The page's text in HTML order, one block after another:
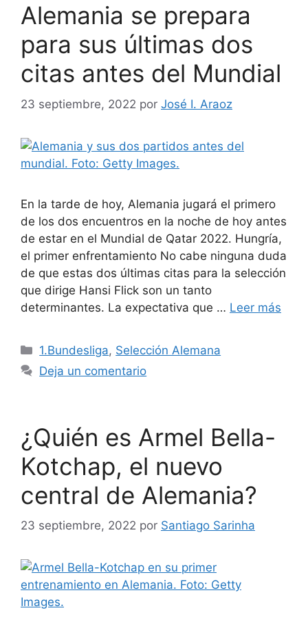
Alemania se prepara
para sus últimas dos
citas antes del Mundial
23 septiembre, 2022 por José I. Araoz
En la tarde de hoy, Alemania jugará el primero
de los dos encuentros en la noche de hoy antes
de estar en el Mundial de Qatar 2022. Hungría,
el primer enfrentamiento No cabe ninguna duda
de que estas dos últimas citas para la selección
que dirige Hansi Flick son un tanto
determinantes. La expectativa que … Leer más
Categorías
1.Bundesliga, Selección Alemana
Deja un comentario
¿Quién es Armel Bella-
Kotchap, el nuevo
central de Alemania?
23 septiembre, 2022 por Santiago Sarinha